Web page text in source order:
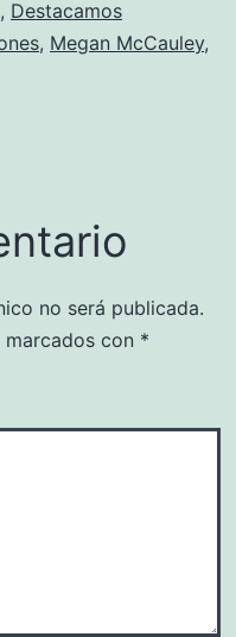
, Destacamos
, Megan McCauley,
no será publicada.
con *